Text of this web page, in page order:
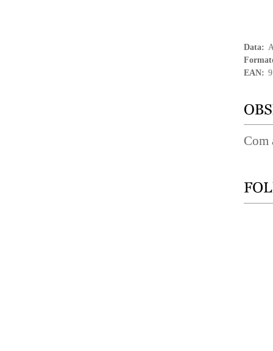
Data:
EAN:
Com